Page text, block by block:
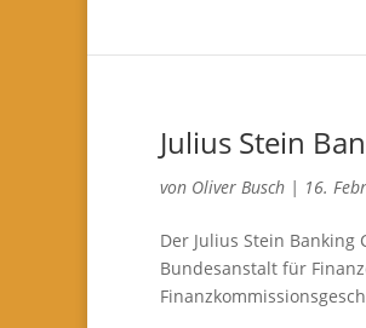
Julius Stein
von Oliver Busch | 16.
Der Julius Stein
Bundesanstalt für